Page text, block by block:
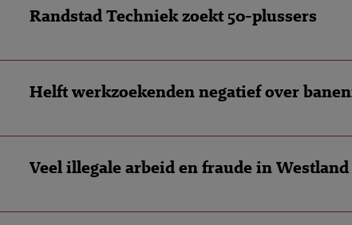
Randstad Techniek zoekt 50-plussers
Helft werkzoekenden negatief over
Veel illegale arbeid en fraude in Westland